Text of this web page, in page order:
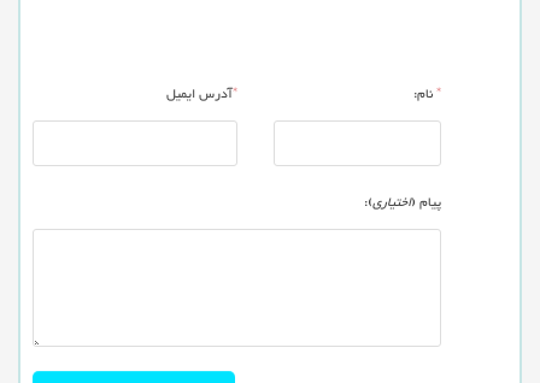
*نام: *آدرس ایمیل
پیام (اختیاری):